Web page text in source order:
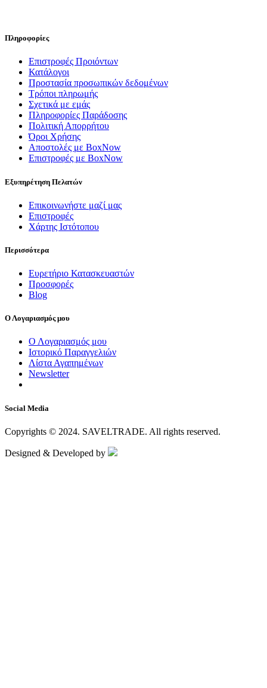
Πληροφορίες
Επιστροφές Προιόντων
Κατάλογοι
Προστασία προσωπικών δεδομένων
Τρόποι πληρωμής
Σχετικά με εμάς
Πληροφορίες Παράδοσης
Πολιτική Απορρήτου
Όροι Χρήσης
Αποστολές με BoxNow
Επιστροφές με BoxNow
Εξυπηρέτηση Πελατών
Επικοινωνήστε μαζί μας
Επιστροφές
Χάρτης Ιστότοπου
Περισσότερα
Ευρετήριο Κατασκευαστών
Προσφορές
Blog
Ο Λογαριασμός μου
Ο Λογαριασμός μου
Ιστορικό Παραγγελιών
Λίστα Αγαπημένων
Newsletter
Social Media
Copyrights © 2024. SAVELTRADE. All rights reserved.
Designed & Developed by